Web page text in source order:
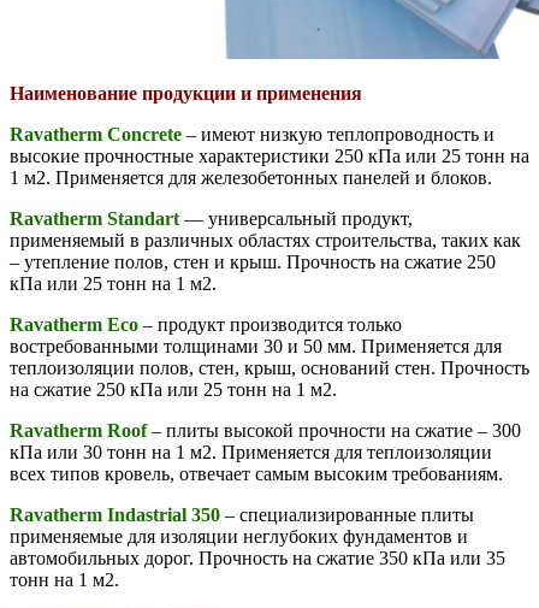
Наименование продукции и применения
Ravatherm Concrete – имеют низкую теплопроводность и
высокие прочностные характеристики 250 кПа или 25 тонн на
1 м2. Применяется для железобетонных панелей и блоков.
Ravatherm Standart — универсальный продукт,
применяемый в различных областях строительства, таких как
– утепление полов, стен и крыш. Прочность на сжатие 250
кПа или 25 тонн на 1 м2.
Ravatherm Eco – продукт производится только
востребованными толщинами 30 и 50 мм. Применяется для
теплоизоляции полов, стен, крыш, оснований стен. Прочность
на сжатие 250 кПа или 25 тонн на 1 м2.
Ravatherm Roof– плиты высокой прочности на сжатие – 300
кПа или 30 тонн на 1 м2. Применяется для теплоизоляции
всех типов кровель, отвечает самым высоким требованиям.
Ravatherm Indastrial 350 – специализированные плиты
применяемые для изоляции неглубоких фундаментов и
автомобильных дорог. Прочность на сжатие 350 кПа или 35
тонн на 1 м2.